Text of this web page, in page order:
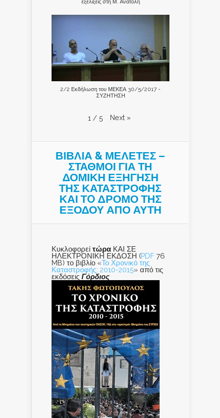
2/2 Εκδήλωση του ΜΕΚΕΑ 30/5/2017 -
ΣΥΖΗΤΗΣΗ
1 / 5 Next »
ΒΙΒΛΙΑ & ΜΕΛΕΤΕΣ –
ΣΤΑΘΜΟΙ ΓΙΑ ΤΗ
ΔΟΜΙΚΗ ΕΞΗΓΗΣΗ
ΤΗΣ ΚΑΤΑΣΤΡΟΦΗΣ
ΚΑΙ ΤO ΔΡΟΜΟ ΤΗΣ
ΕΞΟΔΟΥ ΑΠΟ ΑΥΤΗ
Κυκλοφορεί τώρα ΚΑΙ ΣΕ
ΗΛΕΚΤΡΟΝΙΚΗ ΕΚΔΟΣΗ (PDF 76
MB) το βιβλίο «Το Χρονικό της
Καταστροφής: 2010-2015» από τις
εκδόσεις Γόρδιος